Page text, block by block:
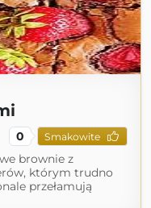
0 Smakowite
brownie z
którym trudno
przełamują